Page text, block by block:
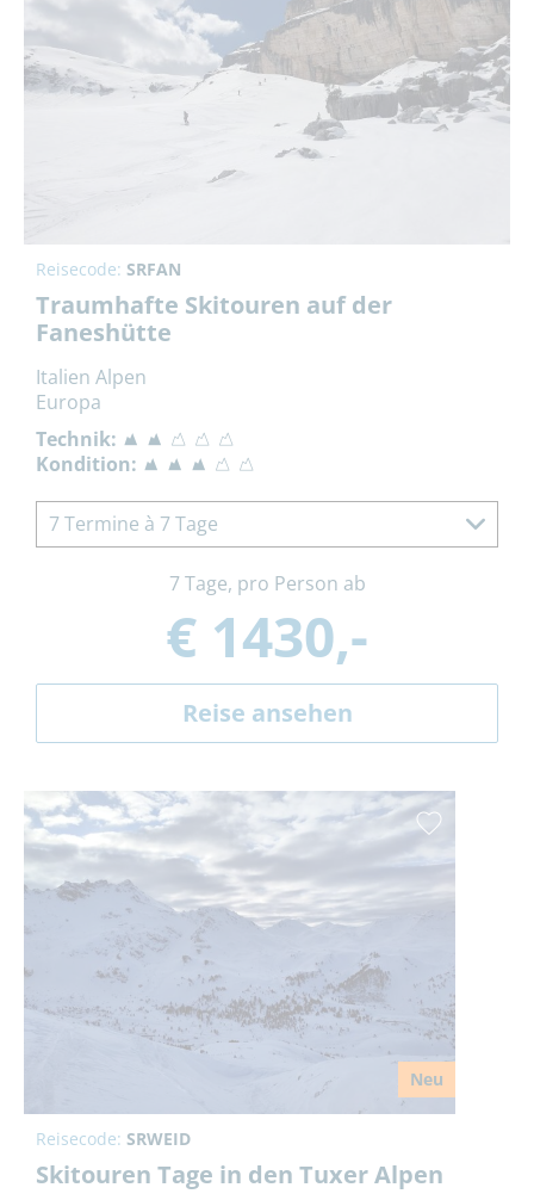
Reisecode: SRFAN
Traumhafte Skitouren auf der
Faneshütte
Italien Alpen
Europa
Technik:
Kondition:
7 Termine à 7 Tage
7 Tage, pro Person ab
€ 1430,-
Reise ansehen
Neu
Reisecode: SRWEID
Skitouren Tage in den Tuxer Alpen